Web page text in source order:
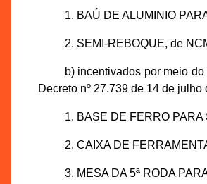
1. BAÚ DE ALUMINIO
2. SEMI-REBOQUE, de
b) incentivados por meio
Decreto nº 27.739 de 14 de julho
1. BASE DE FERRO
2. CAIXA DE
3. MESA DA 5ª RODA